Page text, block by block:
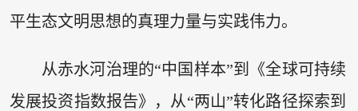
平生态文明思想的真理力量与实践伟力。
从赤水河治理的“中国样本”到《全球可持续
发展投资指数报告》，从“两山”转化路径探索到